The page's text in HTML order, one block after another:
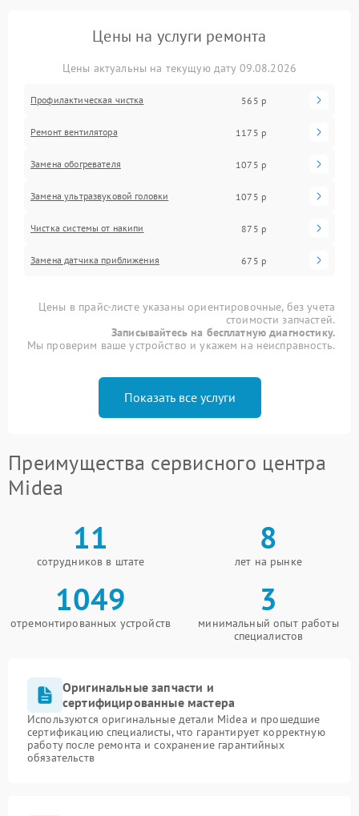
Цены на услуги ремонта
Цены актуальны на текущую дату 09.08.2026
Профилактическая чистка 565 р
Ремонт вентилятора 1175 р
Замена обогревателя 1075 р
Замена ультразвуковой головки 1075 р
Чистка системы от накипи 875 р
Замена датчика приближения 675 р
Цены в прайс-листе указаны ориентировочные, без учета
стоимости запчастей.
Записывайтесь на бесплатную диагностику.
Мы проверим ваше устройство и укажем на неисправность.
Показать все услуги
Преимущества сервисного центра
Midea
11
сотрудников в штате
8
лет на рынке
1049
отремонтированных устройств
3
минимальный опыт работы
специалистов
Оригинальные запчасти и
сертифицированные мастера
Используются оригинальные детали Midea и прошедшие
сертификацию специалисты, что гарантирует корректную
работу после ремонта и сохранение гарантийных
обязательств